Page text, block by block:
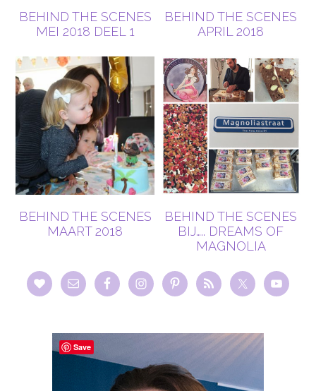
BEHIND THE SCENES
MEI 2018 DEEL 1
BEHIND THE SCENES
APRIL 2018
BEHIND THE SCENES
MAART 2018
BEHIND THE SCENES
BIJ….. DREAMS OF
MAGNOLIA
Save